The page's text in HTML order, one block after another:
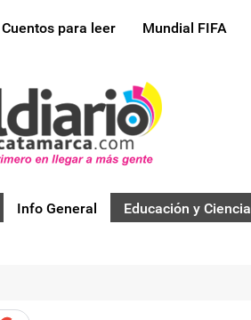
Cuentos para leer Mundial FIFA
Info General Educación y Ciencia